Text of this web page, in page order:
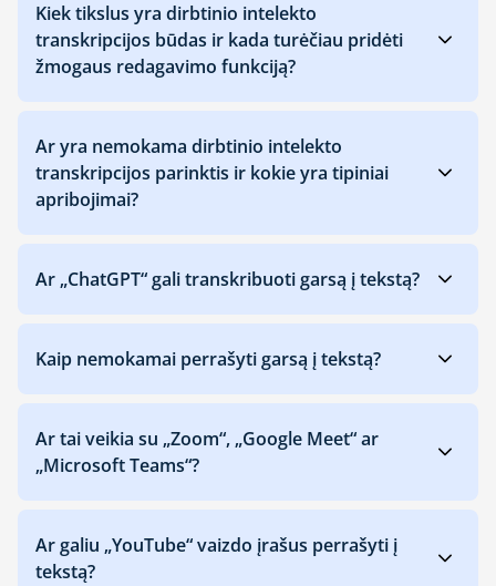
Kiek tikslus yra dirbtinio intelekto
transkripcijos būdas ir kada turėčiau pridėti
žmogaus redagavimo funkciją?
Ar yra nemokama dirbtinio intelekto
transkripcijos parinktis ir kokie yra tipiniai
apribojimai?
Ar „ChatGPT“ gali transkribuoti garsą į tekstą?
Kaip nemokamai perrašyti garsą į tekstą?
Ar tai veikia su „Zoom“, „Google Meet“ ar
„Microsoft Teams“?
Ar galiu „YouTube“ vaizdo įrašus perrašyti į
tekstą?